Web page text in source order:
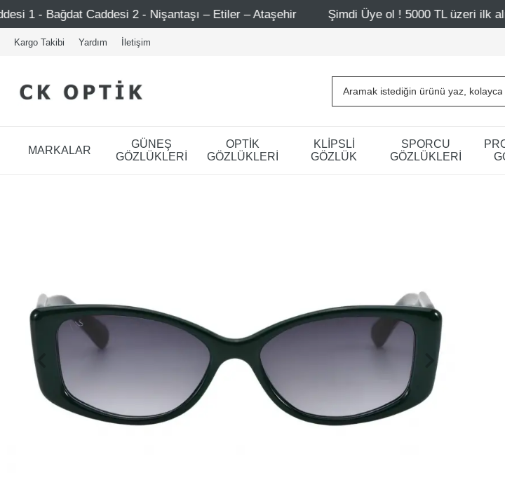
2 - Nişantaşı – Etiler – Ataşehir Şimdi Üye ol ! 5000 TL üzeri ilk alışverişinde 500 TL
Kargo Takibi Yardım İletişim
MARKALAR
GÜNEŞ
GÖZLÜKLERİ
OPTİK
GÖZLÜKLERİ
KLİPSLİ
GÖZLÜK
SPORCU
GÖZLÜKLERİ